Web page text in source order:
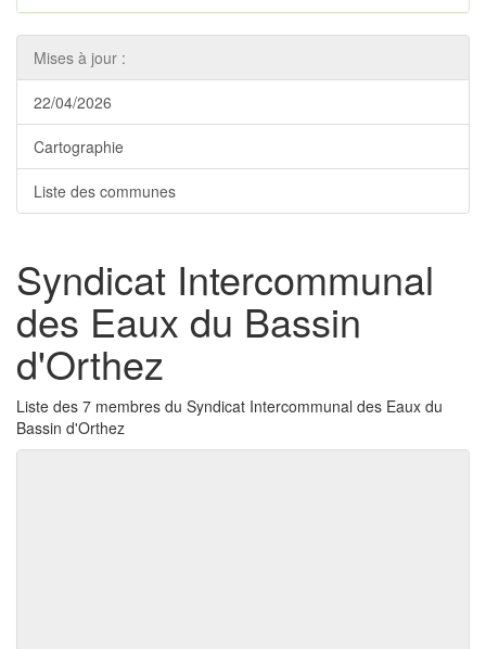
Mises à jour :
22/04/2026
Cartographie
Liste des communes
Syndicat Intercommunal
des Eaux du Bassin
d'Orthez
Liste des 7 membres du Syndicat Intercommunal des Eaux du
Bassin d'Orthez